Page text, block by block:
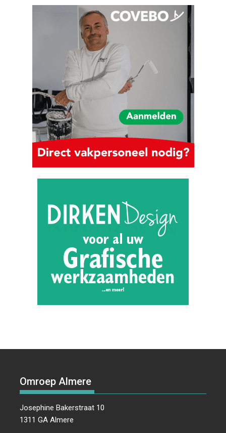
Omroep Almere
Josephine Bakerstraat 10
1311 GA Almere